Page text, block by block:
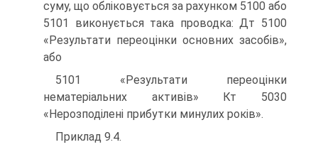
суму, що обліковується за рахунком 5100 або
5101 виконується така проводка: Дт 5100
«Результати переоцінки основних засобів»,
або
5101 «Результати переоцінки
нематеріальних активів» Кт 5030
«Нерозподілені прибутки минулих років».
Приклад 9.4.